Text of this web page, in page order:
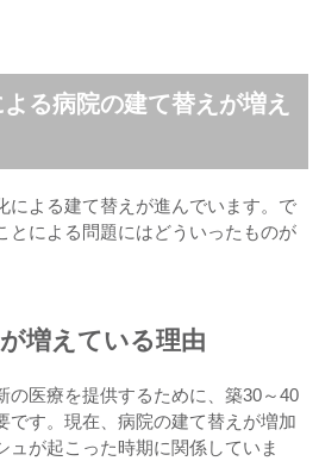
る病院の建て替えが増え
による建て替えが進んでいます。で
とによる問題にはどういったものが
増えている理由
の医療を提供するために、築30～40
です。現在、病院の建て替えが増加
ュが起こった時期に関係していま